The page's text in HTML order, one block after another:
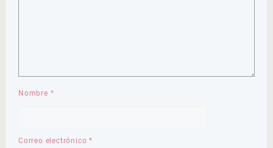
Nombre *
Correo electrónico*